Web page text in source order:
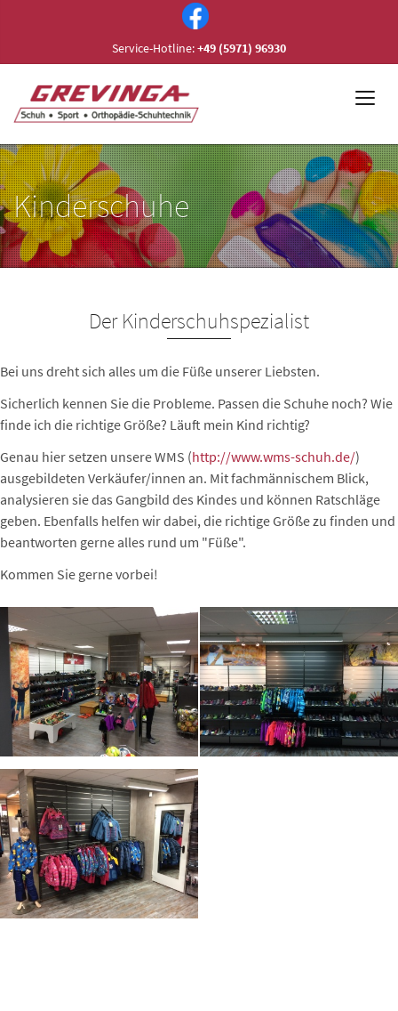
Service-Hotline:+49 (5971) 96930
Kinderschuhe
Der Kinderschuhspezialist
Bei uns dreht sich alles um die Füße unserer Liebsten.
Sicherlich kennen Sie die Probleme. Passen die Schuhe noch? Wie
finde ich die richtige Größe? Läuft mein Kind richtig?
Genau hier setzen unsere WMS (http://www.wms-schuh.de/)
ausgebildeten Verkäufer/innen an. Mit fachmännischem Blick,
analysieren sie das Gangbild des Kindes und können Ratschläge
geben. Ebenfalls helfen wir dabei, die richtige Größe zu finden und
beantworten gerne alles rund um "Füße".
Kommen Sie gerne vorbei!